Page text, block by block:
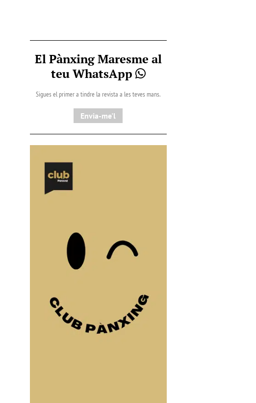
El Pànxing Maresme al
teu WhatsApp
Sigues el primer a tindre la revista a les teves mans.
Envia-me'l